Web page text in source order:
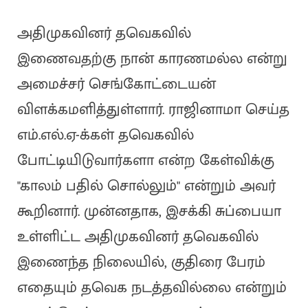
அதிமுகவினர் தவெகவில்
இணைவதற்கு நான் காரணமல்ல என்று
அமைச்சர் செங்கோட்டையன்
விளக்கமளித்துள்ளார். ராஜினாமா செய்த
எம்.எல்.ஏ-க்கள் தவெகவில்
போட்டியிடுவார்களா என்ற கேள்விக்கு
"காலம் பதில் சொல்லும்" என்றும் அவர்
கூறினார். முன்னதாக, இசக்கி சுப்பையா
உள்ளிட்ட அதிமுகவினர் தவெகவில்
இணைந்த நிலையில், குதிரை பேரம்
எதையும் தவெக நடத்தவில்லை என்றும்